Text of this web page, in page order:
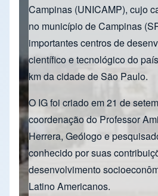
Campinas (UNICAMP), cujo
no município de Campinas
importantes centros de
científico e tecnológico do
km da cidade de São Paulo.
O IG foi criado em 21 de
coordenação do Professor
Herrera, Geólogo e
conhecido por suas
desenvolvimento
Latino Americanos.